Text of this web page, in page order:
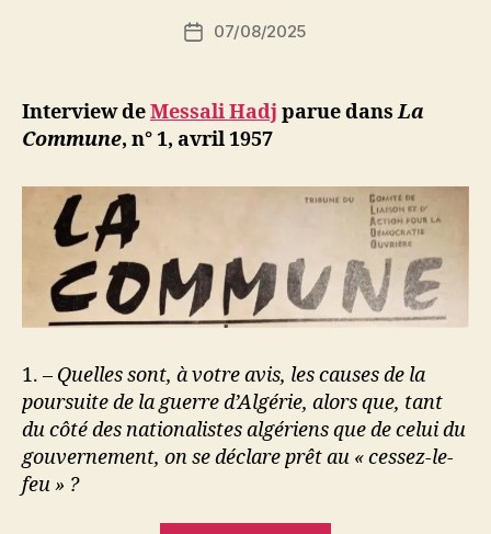
Auteur
de
N
ji
b
Date07/08/2025
Interview deMessali Hadj parue dansLa
Commune, n° 1, avril 1957
1. – Quelles sont, à votre avis, les causes de la
poursuite de la guerre d’Algérie, alors que, tant
du côté des nationalistes algériens que de celui du
gouvernement, on se déclare prêt au « cessez-le-
feu » ?